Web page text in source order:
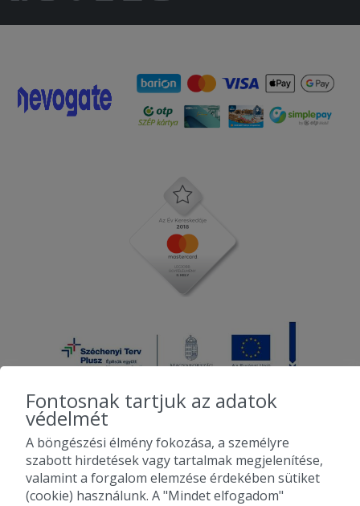
2025-07-24 - Ibolya:
Rossita szuper!
2025-07-04 - Mária:
kevesebb mint egy óra alatt meg is
érkezett. Nagyon finomak voltak,
minőségi ételt kaptunk mint mindig a
Rossitától. Köszönjük szépen !
Minden finom volt, friss és ízletes.
2010-2026 Copyright - Falatozz.hu - Diston-line Kft.
Pizza, gyros, hamburger, menük kedvező áron, egy helyen az összes
étterem ajánlata.
Fontosnak tartjuk az adatok
védelmét
A böngészési élmény fokozása, a személyre
szabott hirdetések vagy tartalmak megjelenítése,
valamint a forgalom elemzése érdekében sütiket
(cookie) használunk. A "Mindet elfogadom"